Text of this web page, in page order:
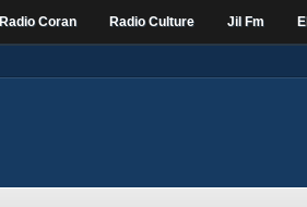
Radio Coran Radio Culture Jil Fm